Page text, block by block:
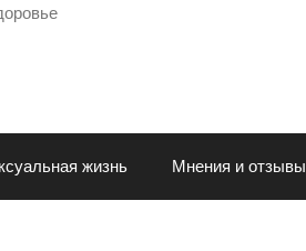
жизнь Мнения и отзывы